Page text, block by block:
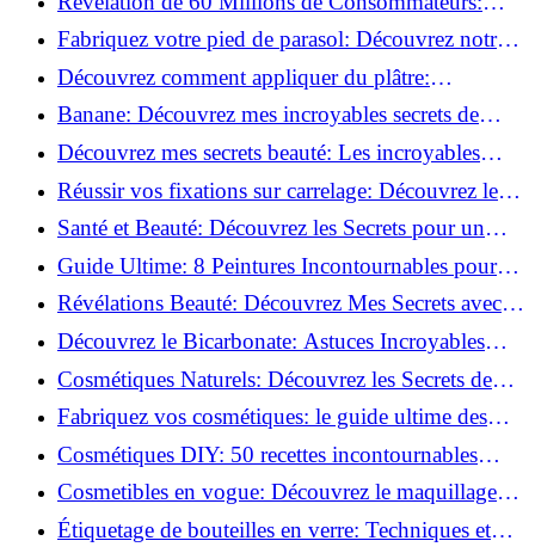
Découvrez le meilleur fond de teint pour votre
peau!
Fabriquez votre pied de parasol: Découvrez notre
tutoriel facile !
Découvrez comment appliquer du plâtre:
Techniques pour un mur intérieur parfait!
Banane: Découvrez mes incroyables secrets de
beauté!
Découvrez mes secrets beauté: Les incroyables
vertus du curcuma!
Réussir vos fixations sur carrelage: Découvrez les
astuces infaillibles !
Santé et Beauté: Découvrez les Secrets pour un
Bien-être Optimal!
Guide Ultime: 8 Peintures Incontournables pour
Bois Extérieurs!
Révélations Beauté: Découvrez Mes Secrets avec le
Thé Vert Matcha!
Découvrez le Bicarbonate: Astuces Incroyables
pour Votre Quotidien!
Cosmétiques Naturels: Découvrez les Secrets de
Beauté Éco-responsables!
Fabriquez vos cosmétiques: le guide ultime des
produits de beauté maison!
Cosmétiques DIY: 50 recettes incontournables
pour sublimer votre beauté naturelle!
Cosmetibles en vogue: Découvrez le maquillage
100% comestible!
Étiquetage de bouteilles en verre: Techniques et